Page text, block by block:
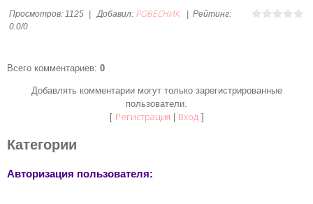
Просмотров: 1125 | Добавил: РОВЕСНИК | Рейтинг:
0.0/0
Всего комментариев: 0
Добавлять комментарии могут только зарегистрированные
пользователи.
[ Регистрация Вход ]
Категории
Авторизация пользователя: